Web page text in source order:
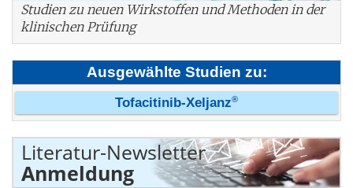
Studien zu neuen Wirkstoffen und Methoden in der
klinischen Prüfung
Ausgewählte Studien zu:
Tofacitinib-Xeljanz®
Literatur-Newsletter
Anmeldung